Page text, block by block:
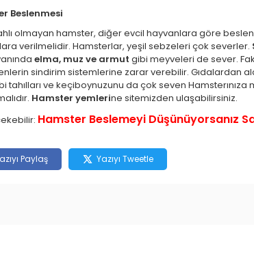
Beslenmesi
olmayan hamster, diğer evcil hayvanlara göre
verilmelidir. Hamsterlar, yeşil sebzeleri çok severler.
elma, muz ve armut gibi meyveleri de sever.
sindirim sistemlerine zarar verebilir. Gıdalardan
tahılları ve keçiboynuzunu da çok seven
Hamster yemlerine sitemizden ulaşabilirsiniz.
Hamster Beslemeyi Düşünüyorsanız
Paylaş Yazıyı Tweetle